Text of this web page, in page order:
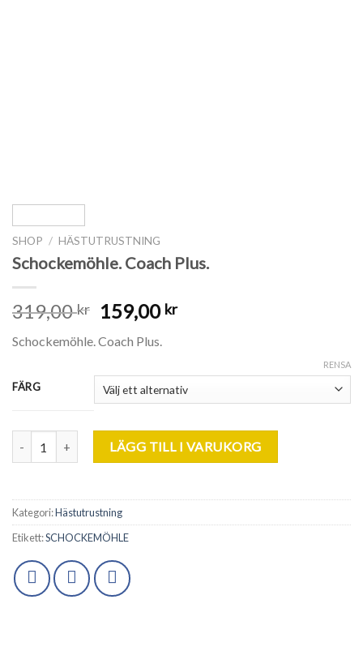
SHOP / HÄSTUTRUSTNING
Schockemöhle. Coach Plus.
319,00kr 159,00 kr
Schockemöhle. Coach Plus.
FÄRG
RENSA
Schockemöhle. Coach Plus. mängd
LÄGG TILL I VARUKORG
Kategori:Hästutrustning
Etikett:SCHOCKEMÖHLE